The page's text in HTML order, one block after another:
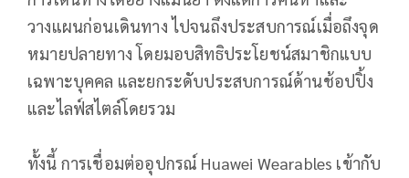
วางแผนก่อนเดินทาง ไปจนถึงประสบการณ์เมื่อถึงจุด
หมายปลายทาง โดยมอบสิทธิประโยชน์สมาชิกแบบ
เฉพาะบุคคล และยกระดับประสบการณ์ด้านช้อปปิ้ง
และไลฟ์สไตล์โดยรวม
ทั้งนี้ การเชื่อมต่ออุปกรณ์ Huawei Wearables เข้ากับ